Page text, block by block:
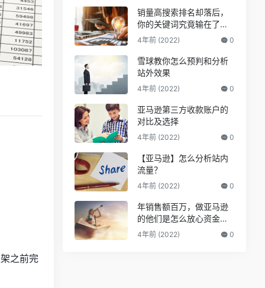
之前完
销量高搜索排名却落后，
你的关键词究竟输在了哪
儿？
4年前 (2022) 0
雪球教你怎么预判和分析
站外效果
4年前 (2022) 0
亚马逊第三方收款账户的
对比及选择
4年前 (2022) 0
【亚马逊】怎么分析站内
流量？
4年前 (2022) 0
年销售额百万，做亚马逊
的他们是怎么放心资金安
全的？
4年前 (2022) 0